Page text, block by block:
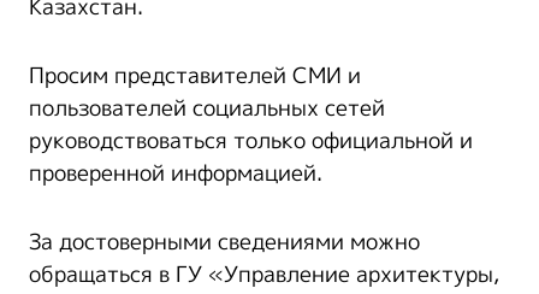
Казахстан.
Просим представителей СМИ и
пользователей социальных сетей
руководствоваться только официальной и
проверенной информацией.
За достоверными сведениями можно
обращаться в ГУ «Управление архитектуры,